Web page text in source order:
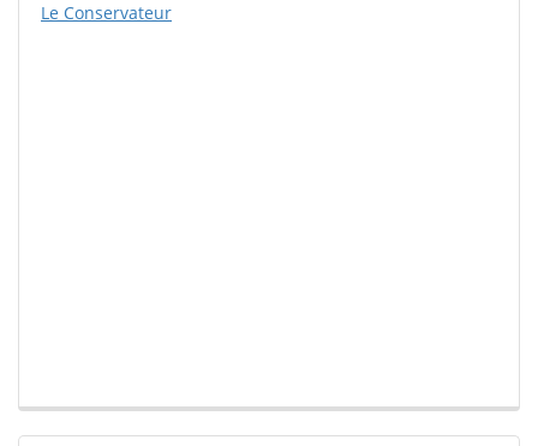
Le Conservateur